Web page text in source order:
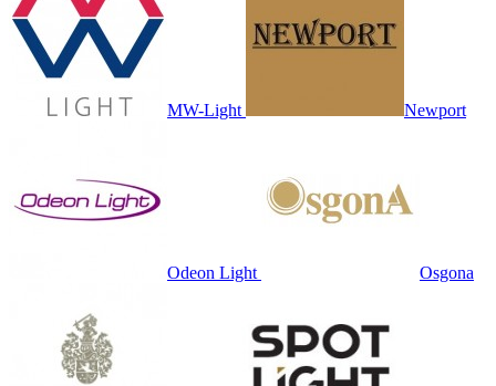
MW-Light Newport
Odeon Light Osgona